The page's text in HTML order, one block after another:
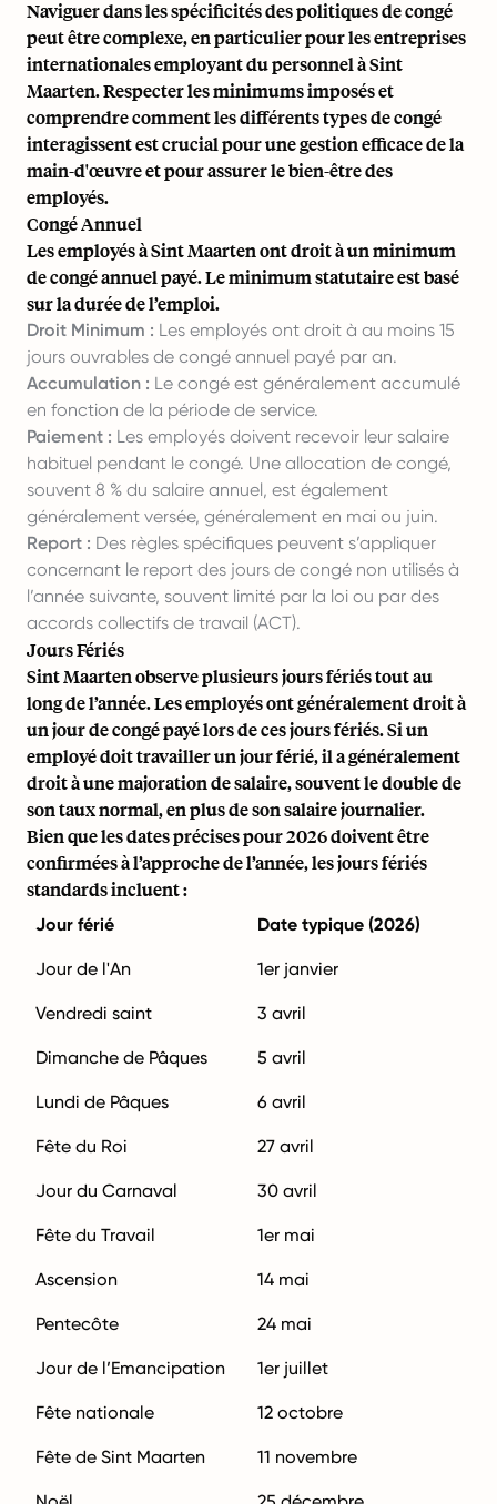
Naviguer dans les spécificités des politiques de congé
peut être complexe, en particulier pour les entreprises
internationales employant du personnel à Sint
Maarten. Respecter les minimums imposés et
comprendre comment les différents types de congé
interagissent est crucial pour une gestion efficace de la
main-d'œuvre et pour assurer le bien-être des
employés.
Congé Annuel
Les employés à Sint Maarten ont droit à un minimum
de congé annuel payé. Le minimum statutaire est basé
sur la durée de l’emploi.
Droit Minimum : Les employés ont droit à au moins 15
jours ouvrables de congé annuel payé par an.
Accumulation : Le congé est généralement accumulé
en fonction de la période de service.
Paiement : Les employés doivent recevoir leur salaire
habituel pendant le congé. Une allocation de congé,
souvent 8 % du salaire annuel, est également
généralement versée, généralement en mai ou juin.
Report : Des règles spécifiques peuvent s’appliquer
concernant le report des jours de congé non utilisés à
l’année suivante, souvent limité par la loi ou par des
accords collectifs de travail (ACT).
Jours Fériés
Sint Maarten observe plusieurs jours fériés tout au
long de l’année. Les employés ont généralement droit à
un jour de congé payé lors de ces jours fériés. Si un
employé doit travailler un jour férié, il a généralement
droit à une majoration de salaire, souvent le double de
son taux normal, en plus de son salaire journalier.
Bien que les dates précises pour 2026 doivent être
confirmées à l’approche de l’année, les jours fériés
standards incluent :
Jour férié Date typique (2026)
Jour de l'An 1er janvier
Vendredi saint 3 avril
Dimanche de Pâques 5 avril
Lundi de Pâques 6 avril
Fête du Roi 27 avril
Jour du Carnaval 30 avril
Fête du Travail 1er mai
Ascension 14 mai
Pentecôte 24 mai
Jour de l’Emancipation 1er juillet
Fête nationale 12 octobre
Fête de Sint Maarten 11 novembre